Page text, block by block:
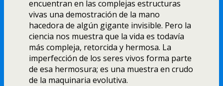
encuentran en las complejas estructuras
vivas una demostración de la mano
hacedora de algún gigante invisible. Pero la
ciencia nos muestra que la vida es todaví­a
más compleja, retorcida y hermosa. La
imperfección de los seres vivos forma parte
de esa hermosura; es una muestra en crudo
de la maquinaria evolutiva.